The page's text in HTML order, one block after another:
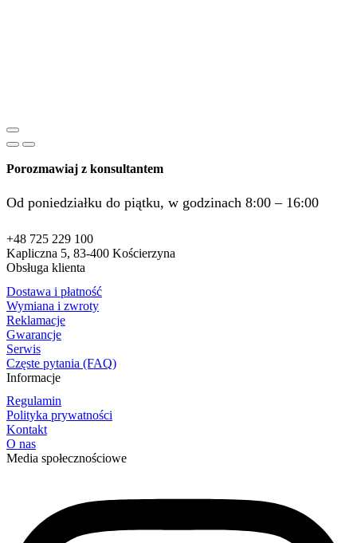
Porozmawiaj z konsultantem
Od poniedziałku do piątku, w godzinach 8:00 – 16:00
+48 725 229 100
Kapliczna 5, 83-400 Kościerzyna
Obsługa klienta
Dostawa i płatność
Wymiana i zwroty
Reklamacje
Gwarancje
Serwis
Częste pytania (FAQ)
Informacje
Regulamin
Polityka prywatności
Kontakt
O nas
Media społecznościowe